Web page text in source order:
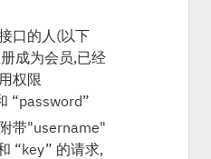
口的人(以下
成为会员,已经
权限
“password”
带"username"
“key” 的请求,